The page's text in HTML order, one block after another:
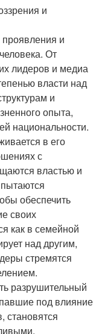
и
и
От
лидеров и медиа
власти над
и
опыта,
национальности.
в его
с
властью и
обеспечить
своих
как в семейной
над другим,
стремятся
разрушительный
под влияние
становятся